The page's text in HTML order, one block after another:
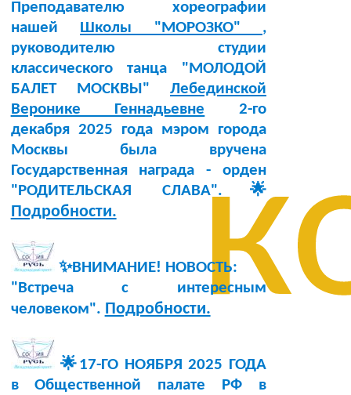
Преподавателю хореографии
нашей Школы "МОРОЗКО" ,
руководителю студии
классического танца "МОЛОДОЙ
БАЛЕТ МОСКВЫ" Лебединской
Веронике Геннадьевне 2-го
декабря 2025 года мэром города
Москвы была вручена
Государственная награда - орден
"РОДИТЕЛЬСКАЯ СЛАВА".🌟
Подробности.
✨ВНИМАНИЕ! НОВОСТЬ:
"Встреча с интересным
человеком". Подробности.
🌟17-ГО НОЯБРЯ 2025 ГОДА
в Общественной палате РФ в